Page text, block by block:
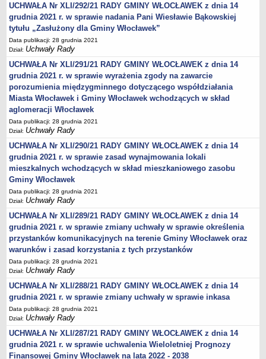
UCHWAŁA Nr XLI/292/21 RADY GMINY WŁOCŁAWEK z dnia 14
grudnia 2021 r. w sprawie nadania Pani Wiesławie Bąkowskiej
tytułu „Zasłużony dla Gminy Włocławek”
Data publikacji: 28 grudnia 2021
Dział: Uchwały Rady
UCHWAŁA Nr XLI/291/21 RADY GMINY WŁOCŁAWEK z dnia 14
grudnia 2021 r. w sprawie wyrażenia zgody na zawarcie
porozumienia międzygminnego dotyczącego współdziałania
Miasta Włocławek i Gminy Włocławek wchodzących w skład
aglomeracji Włocławek
Data publikacji: 28 grudnia 2021
Dział: Uchwały Rady
UCHWAŁA Nr XLI/290/21 RADY GMINY WŁOCŁAWEK z dnia 14
grudnia 2021 r. w sprawie zasad wynajmowania lokali
mieszkalnych wchodzących w skład mieszkaniowego zasobu
Gminy Włocławek
Data publikacji: 28 grudnia 2021
Dział: Uchwały Rady
UCHWAŁA Nr XLI/289/21 RADY GMINY WŁOCŁAWEK z dnia 14
grudnia 2021 r. w sprawie zmiany uchwały w sprawie określenia
przystanków komunikacyjnych na terenie Gminy Włocławek oraz
warunków i zasad korzystania z tych przystanków
Data publikacji: 28 grudnia 2021
Dział: Uchwały Rady
UCHWAŁA Nr XLI/288/21 RADY GMINY WŁOCŁAWEK z dnia 14
grudnia 2021 r. w sprawie zmiany uchwały w sprawie inkasa
Data publikacji: 28 grudnia 2021
Dział: Uchwały Rady
UCHWAŁA Nr XLI/287/21 RADY GMINY WŁOCŁAWEK z dnia 14
grudnia 2021 r. w sprawie uchwalenia Wieloletniej Prognozy
Finansowej Gminy Włocławek na lata 2022 - 2038